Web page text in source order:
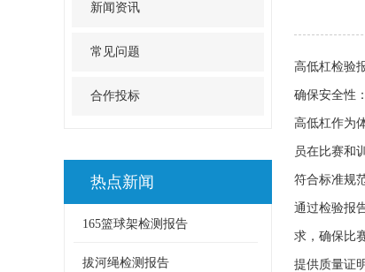
新闻资讯
常见问题
合作投标
热点新闻
165篮球架检测报告
拔河绳检测报告
高低杠检验
确保安全性：
高低杠作为
员在比赛和
符合标准规
通过检验报
求，确保比
提供质量证